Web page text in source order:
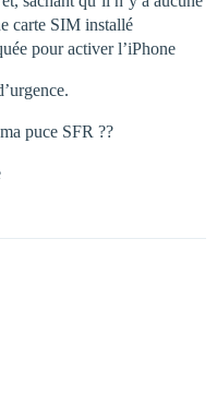
carte SIM installé
pour activer l’iPhone
puce SFR ??